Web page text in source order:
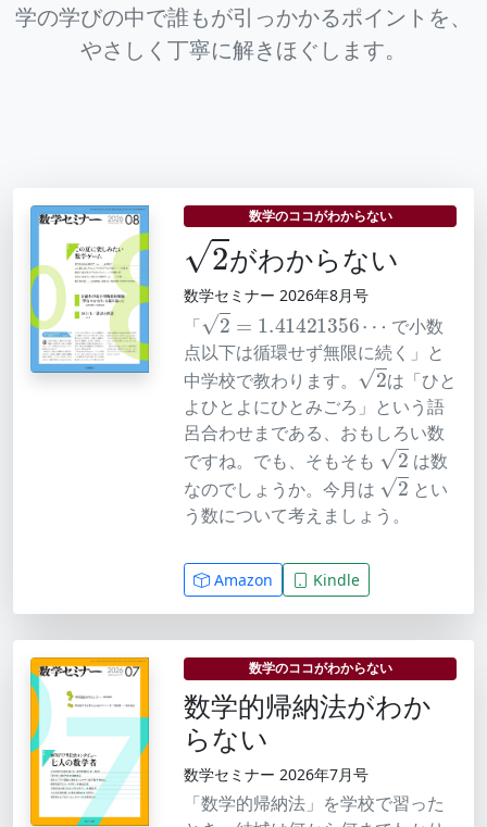
学の学びの中で誰もが引っかかるポイントを、
やさしく丁寧に解きほぐします。
数学のココがわからない
2
がわからない
数学セミナー 2026年8月号
「
2 =1.41421356⋯
で小数
点以下は循環せず無限に続く」と
中学校で教わります。
2
は「ひと
よひとよにひとみごろ」という語
呂合わせまである、おもしろい数
ですね。でも、そもそも
2
は数
なのでしょうか。今月は
2
とい
う数について考えましょう。
Amazon Kindle
数学のココがわからない
数学的帰納法がわか
らない
数学セミナー 2026年7月号
「数学的帰納法」を学校で習った